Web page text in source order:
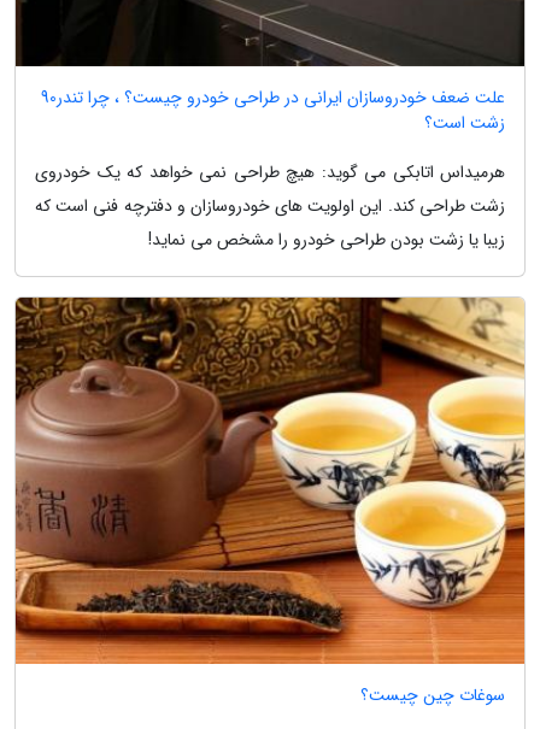
علت ضعف خودروسازان ایرانی در طراحی خودرو چیست؟ ، چرا تندر90
زشت است؟
هرمیداس اتابکی می گوید: هیچ طراحی نمی خواهد که یک خودروی
زشت طراحی کند. این اولویت های خودروسازان و دفترچه فنی است که
زیبا یا زشت بودن طراحی خودرو را مشخص می نماید!
سوغات چین چیست؟